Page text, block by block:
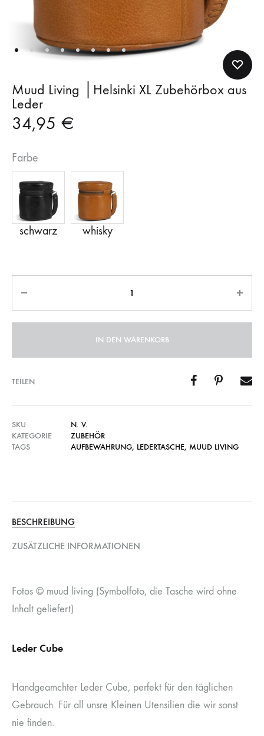
Muud Living │Helsinki XL Zubehörbox aus
Leder
34,95 €
Farbe
IN DEN WARENKORB
TEILEN
SKU
N. V.
KATEGORIE
ZUBEHÖR
TAGS
AUFBEWAHRUNG, LEDERTASCHE, MUUD LIVING
BESCHREIBUNG
ZUSÄTZLICHE INFORMATIONEN
Fotos © muud living (Symbolfoto, die Tasche wird ohne
Inhalt geliefert)
Leder Cube
Handgeamchter Leder Cube, perfekt für den täglichen
Gebrauch. Für all unsre Kleinen Utensilien die wir sonst
nie finden.